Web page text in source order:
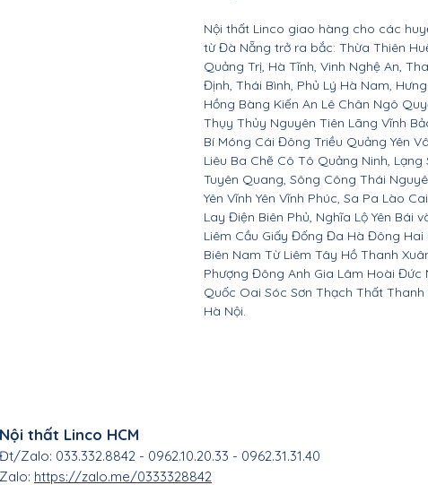
Nội thất Linco giao hàng cho các
từ Đà Nẵng trở ra bắc: Thừa Thiên
Quảng Trị, Hà Tĩnh, Vinh Nghệ An,
Định, Thái Bình, Phủ Lý Hà Nam,
Hồng Bàng Kiến An Lê Chân Ngô
Thụy Thủy Nguyên Tiên Lãng Vĩnh
Bí Móng Cái Đông Triều Quảng Yên
Liêu Ba Chẽ Cô Tô Quảng Ninh,
Tuyên Quang, Sông Công Thái
Yên Vĩnh Yên Vĩnh Phúc, Sa Pa Lào
Lay Điện Biên Phủ, Nghĩa Lộ Yên Bái
Liêm Cầu Giấy Đống Đa Hà Đông
Biên Nam Từ Liêm Tây Hồ Thanh
Phượng Đông Anh Gia Lâm Hoài Đức
Quốc Oai Sóc Sơn Thạch Thất
Hà Nội.
Nội thất Linco HCM
Đt/Zalo: 033.332.8842 - 0962.10.20.33 - 0962.31.31.40
Zalo: https://zalo.me/0333328842